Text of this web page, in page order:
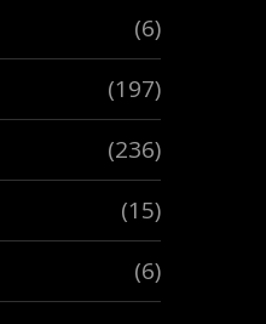
(6)
(197)
(236)
(15)
(6)